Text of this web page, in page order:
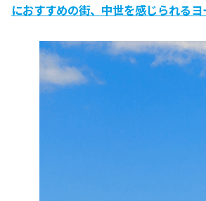
におすすめの街、中世を感じられるヨ